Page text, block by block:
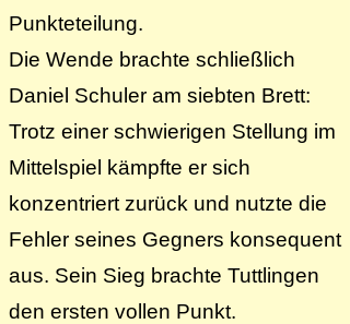
Punkteteilung.
Die Wende brachte schließlich
Daniel Schuler am siebten Brett:
Trotz einer schwierigen Stellung im
Mittelspiel kämpfte er sich
konzentriert zurück und nutzte die
Fehler seines Gegners konsequent
aus. Sein Sieg brachte Tuttlingen
den ersten vollen Punkt.